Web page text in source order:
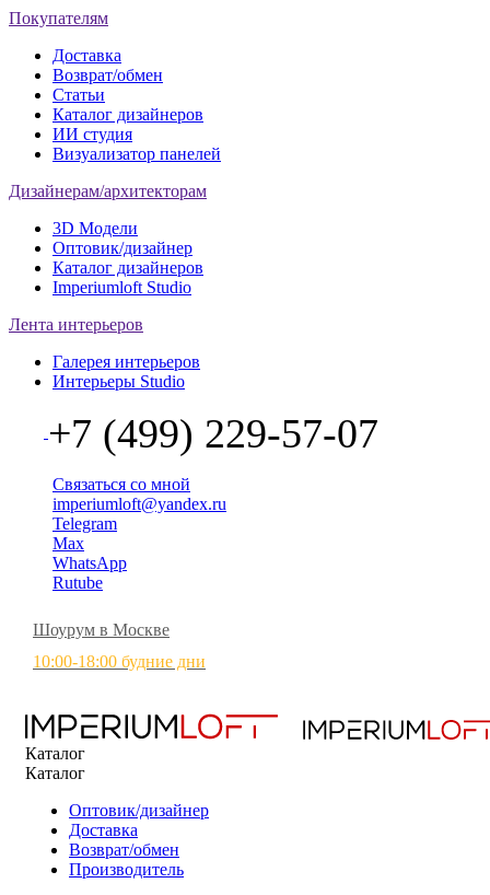
Покупателям
Доставка
Возврат/обмен
Статьи
Каталог дизайнеров
ИИ студия
Визуализатор панелей
Дизайнерам/архитекторам
3D Модели
Оптовик/дизайнер
Каталог дизайнеров
Imperiumloft Studio
Лента интерьеров
Галерея интерьеров
Интерьеры Studio
+7 (499) 229-57-07
Связаться со мной
imperiumloft@yandex.ru
Telegram
Max
WhatsApp
Rutube
Шоурум в Москве
10:00-18:00 будние дни
Каталог
Каталог
Оптовик/дизайнер
Доставка
Возврат/обмен
Производитель